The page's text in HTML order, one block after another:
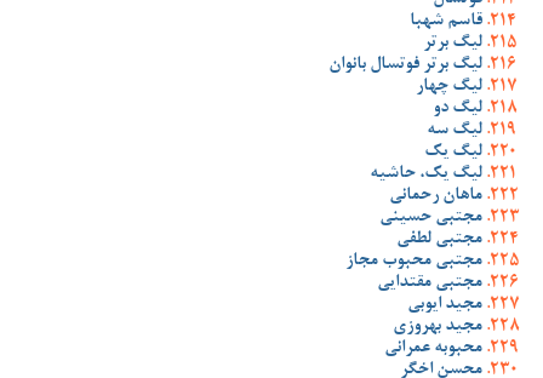
قاسم شهبا
لیگ برتر
لیگ برتر فوتسال بانوان
لیگ چهار
لیگ دو
لیگ سه
لیگ یک
لیگ یک، حاشیه
ماهان رحمانی
مجتبی حسینی
مجتبی لطفی
مجتبی محبوب مجاز
مجتبی مقتدایی
مجید ایوبی
مجید بهروزی
محبوبه عمرانی
محسن اخگر